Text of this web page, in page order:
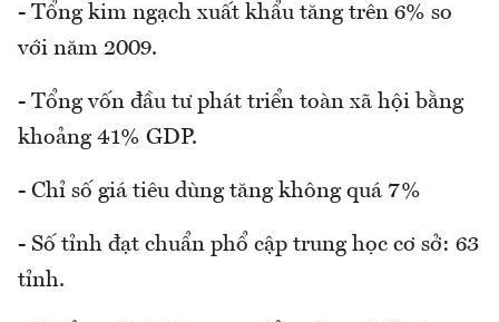
- Tổng kim ngạch xuất khẩu tăng trên 6% so
với năm 2009.
- Tổng vốn đầu tư phát triển toàn xã hội bằng
khoảng 41% GDP.
- Chỉ số giá tiêu dùng tăng không quá 7%
- Số tỉnh đạt chuẩn phổ cập trung học cơ sở: 63
tỉnh.